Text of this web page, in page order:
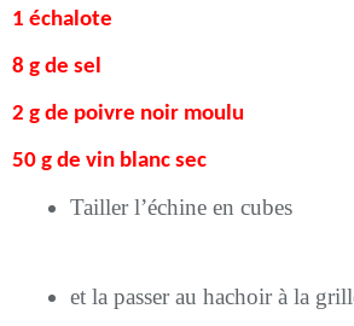
1 échalote
8 g de sel
2 g de poivre noir moulu
50 g de vin blanc sec
Tailler l’échine en cubes
et la passer au hachoir à la